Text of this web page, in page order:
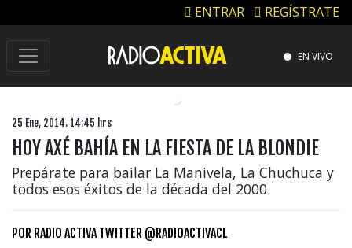
ENTRAR REGÍSTRATE
EN VIVO
25 Ene, 2014. 14:45 hrs
HOY AXÉ BAHÍA EN LA FIESTA DE LA BLONDIE
Prepárate para bailar La Manivela, La Chuchuca y
todos esos éxitos de la década del 2000.
POR RADIO ACTIVA TWITTER @RADIOACTIVACL